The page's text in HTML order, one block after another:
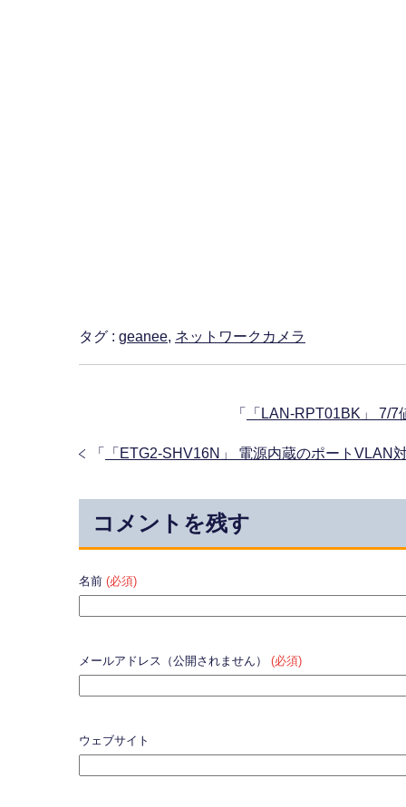
タグ : geanee, ネットワークカメラ
「 「LAN-RPT01BK」 7/
「 「ETG2-SHV16N」 電源内蔵のポートVLAN
コメントを残す
名前 (必須)
メールアドレス（公開されません） (必須)
ウェブサイト